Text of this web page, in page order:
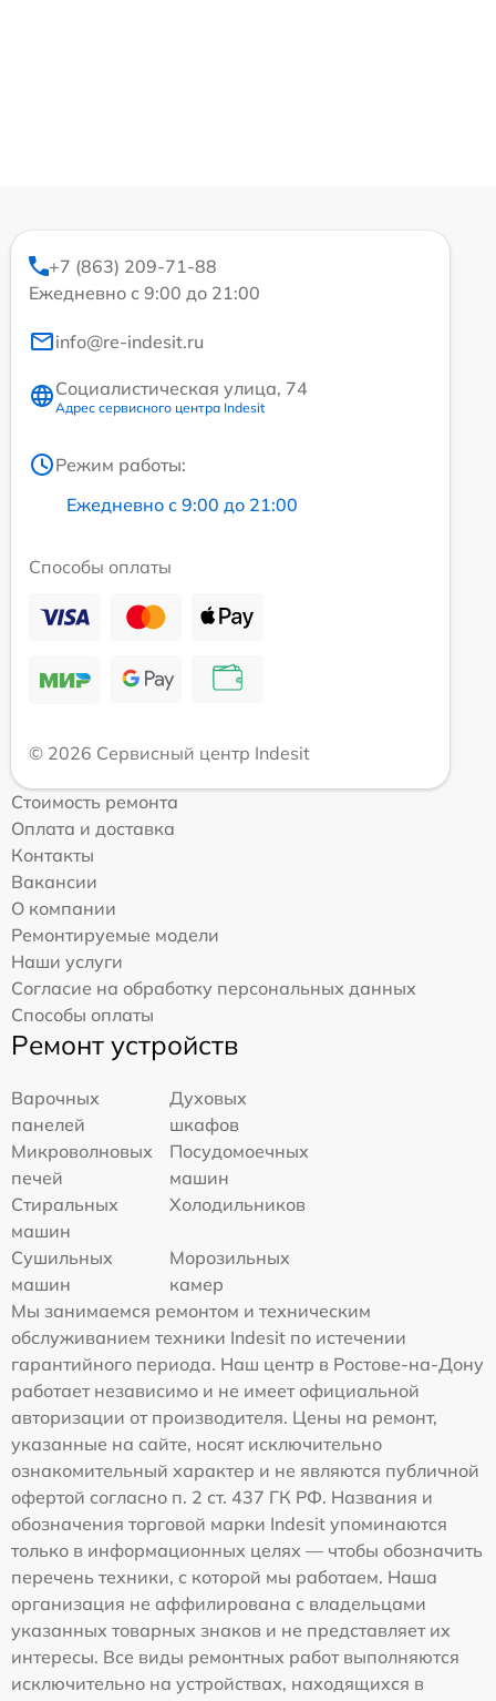
+7 (863) 209-71-88
Ежедневно с 9:00 до 21:00
info@re-indesit.ru
Социалистическая улица, 74
Адрес сервисного центра Indesit
Режим работы:
Ежедневно с 9:00 до 21:00
Способы оплаты
© 2026 Сервисный центр Indesit
Стоимость ремонта
Оплата и доставка
Контакты
Вакансии
О компании
Ремонтируемые модели
Наши услуги
Согласие на обработку персональных данных
Способы оплаты
Ремонт устройств
Варочных
панелей
Духовых
шкафов
Микроволновых
печей
Посудомоечных
машин
Стиральных
машин
Холодильников
Сушильных
машин
Морозильных
камер
Мы занимаемся ремонтом и техническим
обслуживанием техники Indesit по истечении
гарантийного периода. Наш центр в Ростове-на-Дону
работает независимо и не имеет официальной
авторизации от производителя. Цены на ремонт,
указанные на сайте, носят исключительно
ознакомительный характер и не являются публичной
офертой согласно п. 2 ст. 437 ГК РФ. Названия и
обозначения торговой марки Indesit упоминаются
только в информационных целях — чтобы обозначить
перечень техники, с которой мы работаем. Наша
организация не аффилирована с владельцами
указанных товарных знаков и не представляет их
интересы. Все виды ремонтных работ выполняются
исключительно на устройствах, находящихся в